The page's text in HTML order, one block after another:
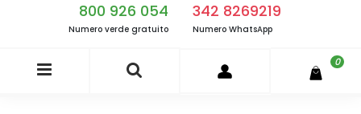
800 926 054
Numero verde gratuito
342 8269219
Numero WhatsApp
0